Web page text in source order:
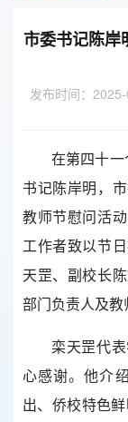
市委书记陈岸
发布时间：
在第四十
书记陈岸明，
教师节慰问活
工作者致以节
天罡、副校长
部门负责人及教
栾天罡代
心感谢。他介
出、侨校特色